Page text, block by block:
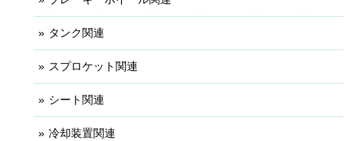
タンク関連
スプロケット関連
シート関連
冷却装置関連